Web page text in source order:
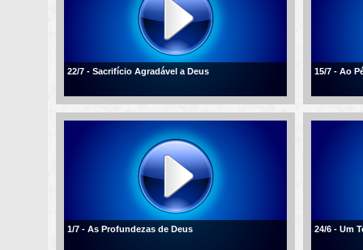
22/7 - Sacrifício Agradável a Deus 15/7 - Ao
1/7 - As Profundezas de Deus 24/6 - Um